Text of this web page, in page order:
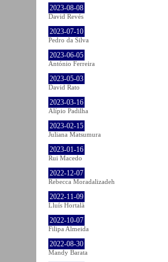
2023-08-08
David Revés
2023-07-10
Pedro da Silva
2023-06-05
António Ferreira
2023-05-03
David Rato
2023-03-16
Alípio Padilha
2023-02-15
Juliana Matsumura
2023-01-16
Rui Macedo
2022-12-07
Rebecca Moradalizadeh
2022-11-09
Lluís Hortalà
2022-10-07
Filipa Almeida
2022-08-30
Mandy Barata